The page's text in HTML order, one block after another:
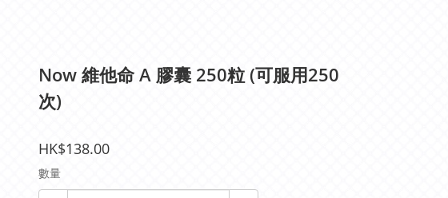
Now 維他命 A 膠囊 250粒 (可服用250
次)
HK$138.00
數量